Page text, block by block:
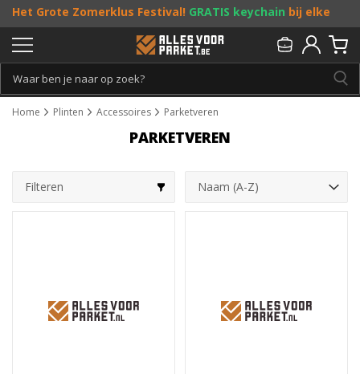
Het Grote Zomerklus Festival! GRATIS keychain bij elke
bestelling vanaf €25, entoffe acties! Doe je mee?
Persoonlijk & gratis advies:013 - 207 00 01
Home Plinten Accessoires Parketveren
PARKETVEREN
Filteren